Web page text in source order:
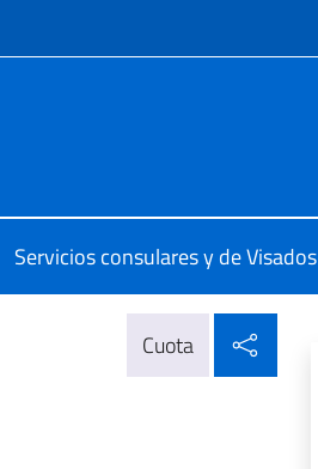
y menú
Servicios consulares y de Visados
Cuota